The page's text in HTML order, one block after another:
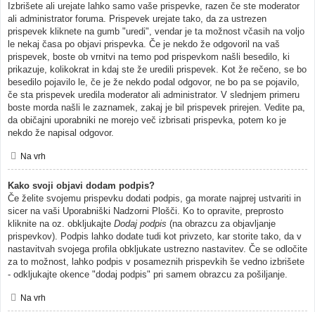
Izbrišete ali urejate lahko samo vaše prispevke, razen če ste moderator
ali administrator foruma. Prispevek urejate tako, da za ustrezen
prispevek kliknete na gumb "uredi", vendar je ta možnost včasih na voljo
le nekaj časa po objavi prispevka. Če je nekdo že odgovoril na vaš
prispevek, boste ob vrnitvi na temo pod prispevkom našli besedilo, ki
prikazuje, kolikokrat in kdaj ste že uredili prispevek. Kot že rečeno, se bo
besedilo pojavilo le, če je že nekdo podal odgovor, ne bo pa se pojavilo,
če sta prispevek uredila moderator ali administrator. V slednjem primeru
boste morda našli le zaznamek, zakaj je bil prispevek prirejen. Vedite pa,
da običajni uporabniki ne morejo več izbrisati prispevka, potem ko je
nekdo že napisal odgovor.
Na vrh
Kako svoji objavi dodam podpis?
Če želite svojemu prispevku dodati podpis, ga morate najprej ustvariti in
sicer na vaši Uporabniški Nadzorni Plošči. Ko to opravite, preprosto
kliknite na oz. obkljukajte Dodaj podpis (na obrazcu za objavljanje
prispevkov). Podpis lahko dodate tudi kot privzeto, kar storite tako, da v
nastavitvah svojega profila obkljukate ustrezno nastavitev. Če se odločite
za to možnost, lahko podpis v posameznih prispevkih še vedno izbrišete
- odkljukajte okence "dodaj podpis" pri samem obrazcu za pošiljanje.
Na vrh